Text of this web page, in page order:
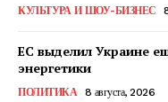
КУЛЬТУРА И ШОУ-БИЗНЕС
ЕС выделил Украине
энергетики
ПОЛИТИКА 8 августа, 2026